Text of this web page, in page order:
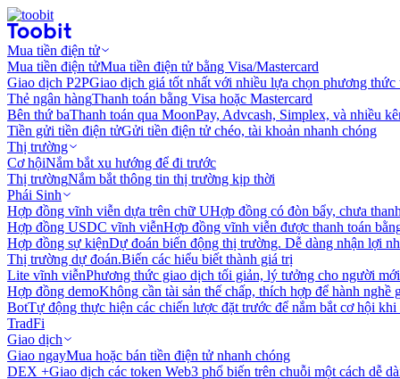
Mua tiền điện tử
Mua tiền điện tửMua tiền điện tử bằng Visa/Mastercard
Giao dịch P2PGiao dịch giá tốt nhất với nhiều lựa chọn phương thức
Thẻ ngân hàngThanh toán bằng Visa hoặc Mastercard
Bên thứ baThanh toán qua MoonPay, Advcash, Simplex, và nhiều
Tiền gửi tiền điện tửGửi tiền điện tử chéo, tài khoản nhanh chóng
Thị trường
Cơ hộiNắm bắt xu hướng để đi trước
Thị trườngNắm bắt thông tin thị trường kịp thời
Phái Sinh
Hợp đồng vĩnh viễn dựa trên chữ UHợp đồng có đòn bẩy, chưa
Hợp đồng USDC vĩnh viễnHợp đồng vĩnh viễn được thanh toán
Hợp đồng sự kiệnDự đoán biến động thị trường. Dễ dàng nhận lợi
Thị trường dự đoán.Biến các hiểu biết thành giá trị
Lite vĩnh viễnPhương thức giao dịch tối giản, lý tưởng cho người
Hợp đồng demoKhông cần tài sản thế chấp, thích hợp để hành nghề
BotTự động thực hiện các chiến lược đặt trước để nắm bắt cơ hội
TradFi
Giao dịch
Giao ngayMua hoặc bán tiền điện tử nhanh chóng
DEX +Giao dịch các token Web3 phổ biến trên chuỗi một cách dễ